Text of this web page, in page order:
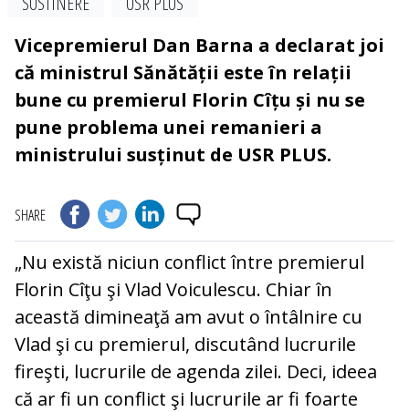
Vicepremierul Dan Barna a declarat joi
că ministrul Sănătății este în relații
bune cu premierul Florin Cîțu și nu se
pune problema unei remanieri a
ministrului susținut de USR PLUS.
SHARE
„Nu există niciun conflict între premierul
Florin Cîţu şi Vlad Voiculescu. Chiar în
această dimineaţă am avut o întâlnire cu
Vlad şi cu premierul, discutând lucrurile
fireşti, lucrurile de agenda zilei. Deci, ideea
că ar fi un conflict şi lucrurile ar fi foarte